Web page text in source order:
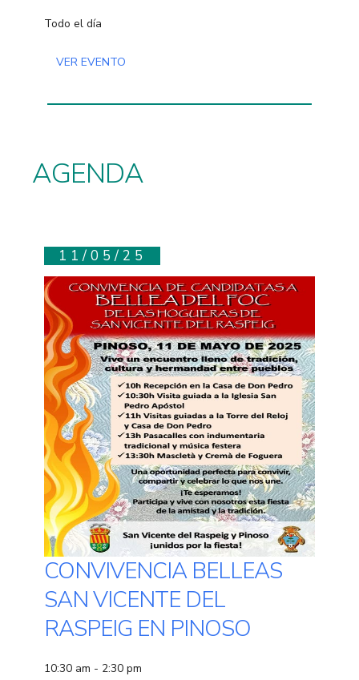
Todo el día
VER EVENTO
AGENDA
11/05/25
CONVIVENCIA BELLEAS
SAN VICENTE DEL
RASPEIG EN PINOSO
10:30 am - 2:30 pm